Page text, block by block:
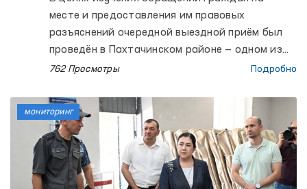
месте и предоставления им правовых
разъяснений очередной выездной приём был
проведён в Пахтачинском районе — одном из
отдалённых районов Самаркандской области.
762 Просмотры Подробно
мониторинг